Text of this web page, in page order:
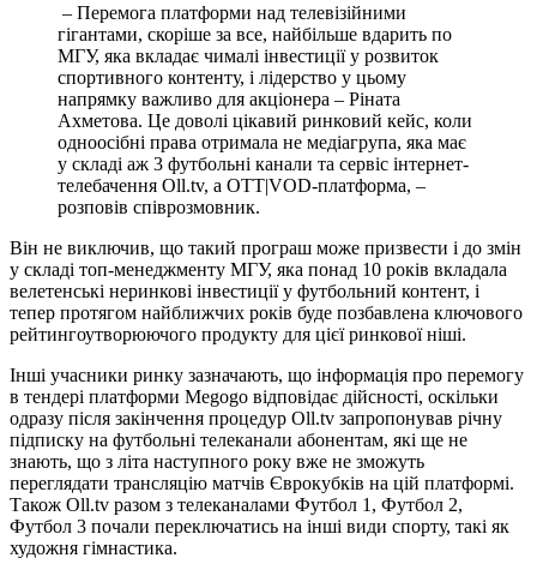
– Перемога платформи над телевізійними
гігантами, скоріше за все, найбільше вдарить по
МГУ, яка вкладає чималі інвестиції у розвиток
спортивного контенту, і лідерство у цьому
напрямку важливо для акціонера – Ріната
Ахметова. Це доволі цікавий ринковий кейс, коли
одноосібні права отримала не медіагрупа, яка має
у складі аж 3 футбольні канали та сервіс інтернет-
телебачення Oll.tv, а OTT|VOD-платформа, –
розповів співрозмовник.
Він не виключив, що такий програш може призвести і до змін
у складі топ-менеджменту МГУ, яка понад 10 років вкладала
велетенські неринкові інвестиції у футбольний контент, і
тепер протягом найближчих років буде позбавлена ключового
рейтингоутворюючого продукту для цієї ринкової ніші.
Інші учасники ринку зазначають, що інформація про перемогу
в тендері платформи Megogo відповідає дійсності, оскільки
одразу після закінчення процедур Oll.tv запропонував річну
підписку на футбольні телеканали абонентам, які ще не
знають, що з літа наступного року вже не зможуть
переглядати трансляцію матчів Єврокубків на цій платформі.
Також Oll.tv разом з телеканалами Футбол 1, Футбол 2,
Футбол 3 почали переключатись на інші види спорту, такі як
художня гімнастика.